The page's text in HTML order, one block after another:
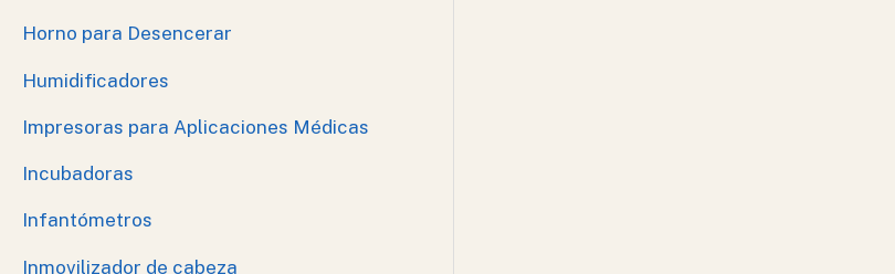
Horno para Desencerar
Humidificadores
Impresoras para Aplicaciones Médicas
Incubadoras
Infantómetros
Inmovilizador de cabeza